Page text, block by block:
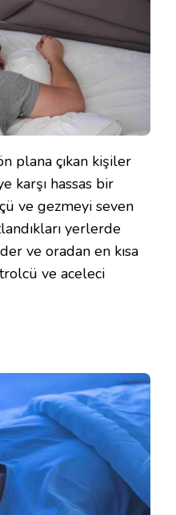
plana çıkan kişiler
karşı hassas bir
ve gezmeyi seven
yerlerde
ve oradan en kısa
ve aceleci